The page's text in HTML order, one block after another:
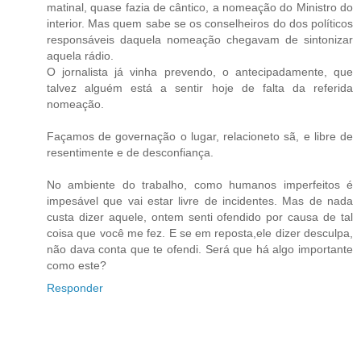
matinal, quase fazia de cântico, a nomeação do Ministro do
interior. Mas quem sabe se os conselheiros do dos políticos
responsáveis daquela nomeação chegavam de sintonizar
aquela rádio.
O jornalista já vinha prevendo, o antecipadamente, que
talvez alguém está a sentir hoje de falta da referida
nomeação.
Façamos de governação o lugar, relacioneto sã, e libre de
resentimente e de desconfiança.
No ambiente do trabalho, como humanos imperfeitos é
impesável que vai estar livre de incidentes. Mas de nada
custa dizer aquele, ontem senti ofendido por causa de tal
coisa que você me fez. E se em reposta,ele dizer desculpa,
não dava conta que te ofendi. Será que há algo importante
como este?
Responder